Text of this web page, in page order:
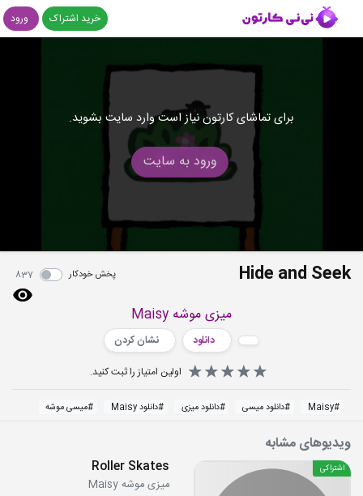
خرید اشتراک ورود
برای تماشای کارتون نیاز است وارد سایت بشوید.
ورود به سایت
Hide and Seek پخش خودکار 837
میزی موشه Maisy
دانلود
نشان کردن
اولین امتیاز را ثبت کنید.
#
Maisy
#دانلود میسی #دانلود میزی #دانلود Maisy #میسی موشه
ویدیوهای مشابه
اشتراکی Roller Skates
میزی موشه Maisy